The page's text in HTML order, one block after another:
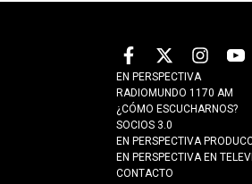
EN PERSPECTIVA
RADIOMUNDO 1170 AM
¿CÓMO ESCUCHARNOS?
SOCIOS 3.0
EN PERSPECTIVA
EN PERSPECTIVA EN
CONTACTO